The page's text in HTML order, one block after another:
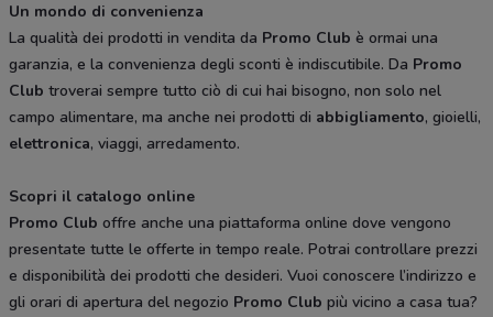
Un mondo di convenienza
La qualità dei prodotti in vendita da Promo Club è ormai una
garanzia, e la convenienza degli sconti è indiscutibile. Da Promo
Club troverai sempre tutto ciò di cui hai bisogno, non solo nel
campo alimentare, ma anche nei prodotti di abbigliamento, gioielli,
elettronica, viaggi, arredamento.
Scopri il catalogo online
Promo Club offre anche una piattaforma online dove vengono
presentate tutte le offerte in tempo reale. Potrai controllare prezzi
e disponibilità dei prodotti che desideri. Vuoi conoscere l’indirizzo e
gli orari di apertura del negozio Promo Club più vicino a casa tua?